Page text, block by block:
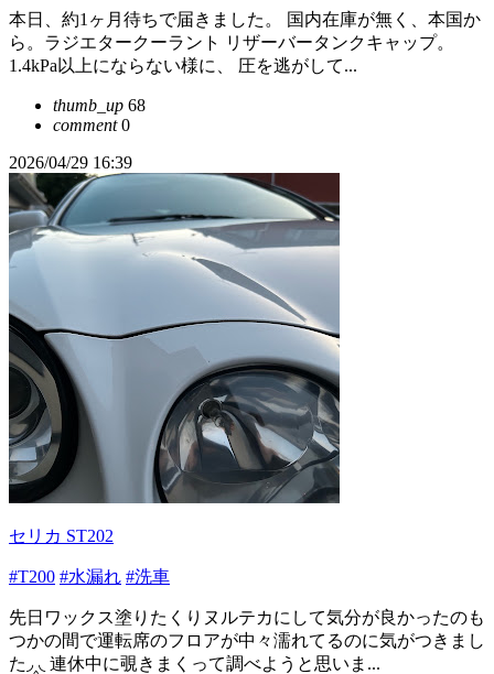
本日、約1ヶ月待ちで届きました。 国内在庫が無く、本国か
ら。ラジエタークーラント リザーバータンクキャップ。
1.4kPa以上にならない様に、 圧を逃がして...
thumb_up 68
comment0
2026/04/29 16:39
セリカ ST202
#T200 #水漏れ #洗車
先日ワックス塗りたくりヌルテカにして気分が良かったのも
つかの間で運転席のフロアが中々濡れてるのに気がつきまし
た◞‸◟ 連休中に覗きまくって調べようと思いま...